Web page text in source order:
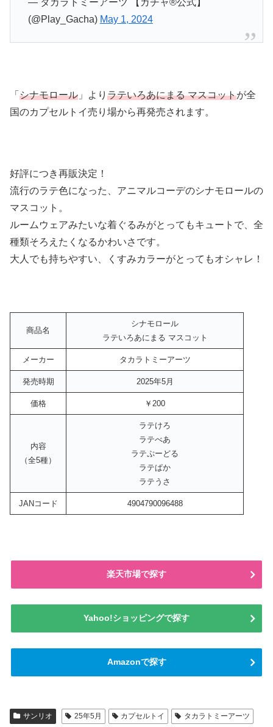
— タカラトミーアーツ 【ガチャ®公式】
(@Play_Gacha) May 1, 2024
「 シナモロール 」より ラテいろあにまる マスコットが全
国のカプセルトイ売り場から再発売されます。
好評につき再販決定！
流行のラテ色になった、アニマルコーデのシナモロールの
マスコット。
ルームウェアみたいな着ぐるみがとってもキュートで、全
種類そろえたくなるかわいさです。
大人でも持ちやすい、くすみカラーがとってもオシャレ！
商品名
シナモロール
ラテいろあにまる マスコット
メーカー タカラトミーアーツ
発売時期 2025年5月
価格 ￥200
内容
（全5種）
ラテけろ
ラテべあ
ラテぷーどる
ラテぱか
ラテうさ
JANコード 4904790096488
楽天市場で探す
Yahoo!ショッピングで探す
Amazonで探す
サンリオ 25年5月 カプセルトイ タカラトミーアーツ